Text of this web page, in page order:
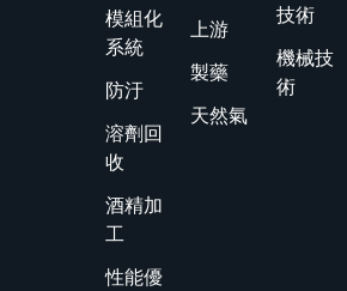
模組化
系統
防汙
溶劑回
收
酒精加
工
性能優
上游
製藥
天然氣
技術
機械技
術